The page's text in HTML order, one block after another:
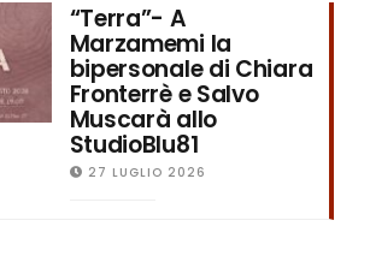
“Terra”- A
Marzamemi la
bipersonale di Chiara
Fronterrè e Salvo
Muscarà allo
StudioBlu81
27 LUGLIO 2026